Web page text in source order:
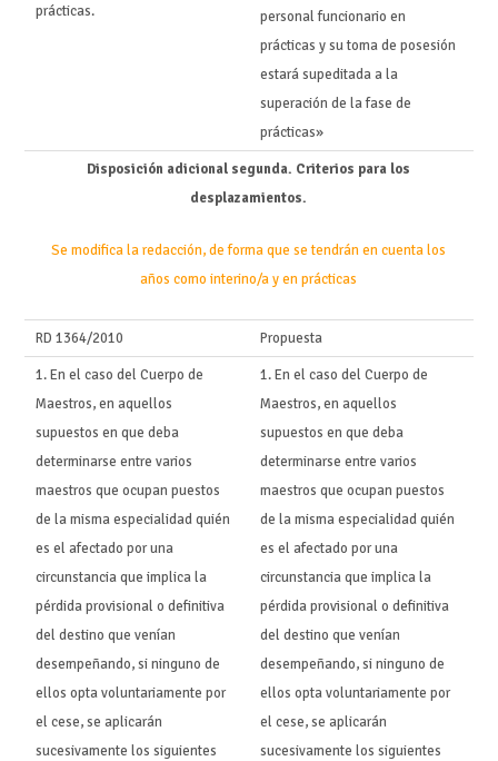
prácticas.
personal funcionario en
prácticas y su toma de posesión
estará supeditada a la
superación de la fase de
prácticas»
Disposición adicional segunda. Criterios para los
desplazamientos.
Se modifica la redacción, de forma que se tendrán en cuenta los
años como interino/a y en prácticas
RD 1364/2010 Propuesta
1. En el caso del Cuerpo de
Maestros, en aquellos
supuestos en que deba
determinarse entre varios
maestros que ocupan puestos
de la misma especialidad quién
es el afectado por una
circunstancia que implica la
pérdida provisional o definitiva
del destino que venían
desempeñando, si ninguno de
ellos opta voluntariamente por
el cese, se aplicarán
sucesivamente los siguientes
1. En el caso del Cuerpo de
Maestros, en aquellos
supuestos en que deba
determinarse entre varios
maestros que ocupan puestos
de la misma especialidad quién
es el afectado por una
circunstancia que implica la
pérdida provisional o definitiva
del destino que venían
desempeñando, si ninguno de
ellos opta voluntariamente por
el cese, se aplicarán
sucesivamente los siguientes